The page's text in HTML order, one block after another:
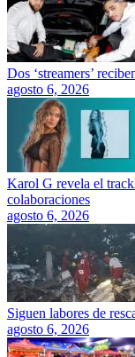
Dos ‘streamers’
agosto 6, 2026
Karol G revela el
colaboraciones
agosto 6, 2026
Siguen labores de
agosto 6, 2026